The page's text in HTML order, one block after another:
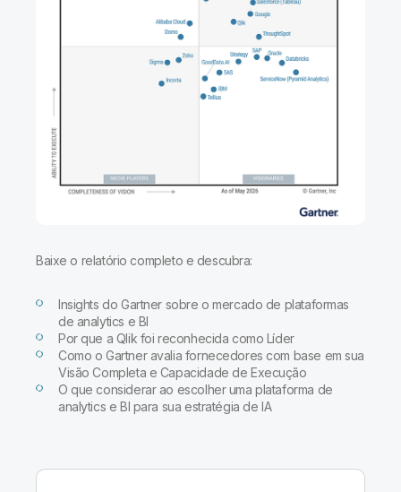
Baixe o relatório completo e descubra:
Insights do Gartner sobre o mercado de plataformas
de analytics e BI
Por que a Qlik foi reconhecida como Líder
Como o Gartner avalia fornecedores com base em sua
Visão Completa e Capacidade de Execução
O que considerar ao escolher uma plataforma de
analytics e BI para sua estratégia de IA